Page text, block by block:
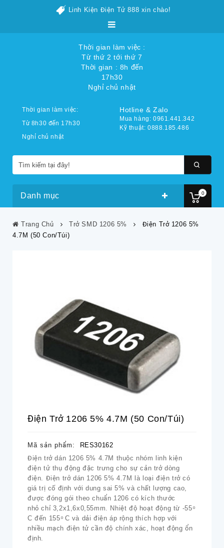
Linh Kiện Điện Tử 888 xin chào!
Thời gian làm việc :
Từ thứ 2 tới thứ 7
Thời gian : 8h đến
17h30
Nghỉ chủ nhật
0
Thời gian làm việc:
Từ 8h30 đến 17h30
Nghỉ chủ nhật
Hotline & Zalo
Mua hàng: 0961.441.342
Kỹ thuật: 0888.185.486
Danh mục
Trang Chủ Trở SMD 1206 5%
Điện Trở 1206 5%
4.7M (50 Con/túi)
Điện Trở 1206 5% 4.7M (50 Con/túi)
Mã sản phẩm:
RES30162
Điện trở dán 1206 5% 4.7M thuộc nhóm linh kiện
điện tử thụ động đặc trưng cho sự cản trở dòng
điện. Điện trở dán 1206 5% 4.7M là loại điện trở có
giá trị cố định với dung sai 5% và chất lượng cao,
được đóng gói theo chuẩn 1206 có kích thước
nhỏ chỉ 3,2x1,6x0,55mm. Nhiệt độ hoạt động từ -55 ͦ
C đến 155 ͦ C và dải điện áp rộng thích hợp với
nhiều mạch điện tử cần độ chính xác, hoạt động ổn
định.